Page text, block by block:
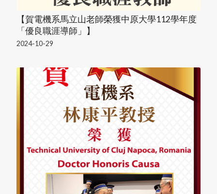
【賀電機系馬立山老師榮獲中原大學112學年度
「優良職涯導師」】
2024-10-29